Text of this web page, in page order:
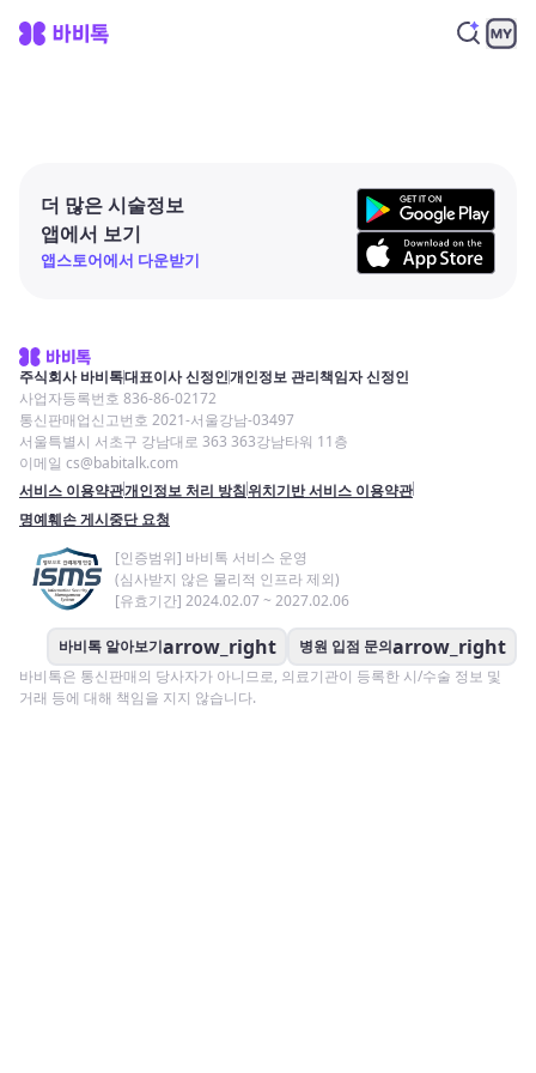
더 많은 시술정보
앱에서 보기
앱스토어에서 다운받기
주식회사 바비톡대표이사 신정인개인정보 관리책임자 신정인
사업자등록번호 836-86-02172
통신판매업신고번호 2021-서울강남-03497
서울특별시 서초구 강남대로 363 363강남타워 11층
이메일 cs@babitalk.com
서비스 이용약관개인정보 처리 방침위치기반 서비스 이용약관
명예훼손 게시중단 요청
[인증범위] 바비톡 서비스 운영
(심사받지 않은 물리적 인프라 제외)
[유효기간] 2024.02.07 ~ 2027.02.06
바비톡 알아보기arrow_right 병원 입점 문의arrow_right
바비톡은 통신판매의 당사자가 아니므로, 의료기관이 등록한 시/수술 정보 및
거래 등에 대해 책임을 지지 않습니다.